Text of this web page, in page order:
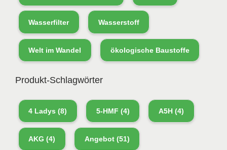
Wasserfilter Wasserstoff
Welt im Wandel ökologische Baustoffe
Produkt-Schlagwörter
4 Ladys (8) 5-HMF (4) A5H(4)
AKG (4) Angebot(51)